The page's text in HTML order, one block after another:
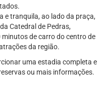
e tranquila, ao lado da praça,
Catedral de Pedras,
de carro do centro de
da região.
uma estadia completa e
ou mais informações.